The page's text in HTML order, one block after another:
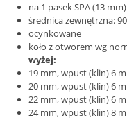
na 1 pasek SPA (13
średnica zewnętrzna:
ocynkowane
koło z otworem wg
wyżej:
19 mm, wpust (klin) 6
20 mm, wpust (klin) 6
22 mm, wpust (klin) 6
24 mm, wpust (klin) 8